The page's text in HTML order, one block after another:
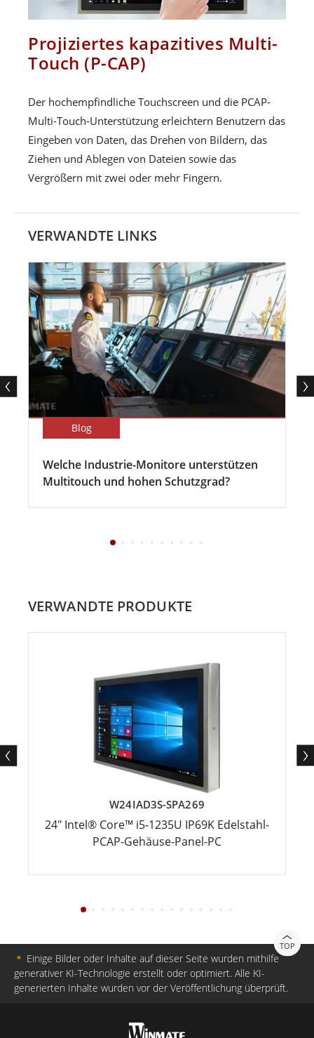
Projiziertes kapazitives Multi-
Touch (P-CAP)
Der hochempfindliche Touchscreen und die PCAP-
Multi-Touch-Unterstützung erleichtern Benutzern das
Eingeben von Daten, das Drehen von Bildern, das
Ziehen und Ablegen von Dateien sowie das
Vergrößern mit zwei oder mehr Fingern.
VERWANDTE LINKS
Blog
Welche Industrie-Monitore unterstützen
Multitouch und hohen Schutzgrad?
VERWANDTE PRODUKTE
W24IAD3S-SPA269
24" Intel® Core™ i5-1235U IP69K Edelstahl-
PCAP-Gehäuse-Panel-PC
TOP
＊ Einige Bilder oder Inhalte auf dieser Seite wurden mithilfe
generativer KI-Technologie erstellt oder optimiert. Alle KI-
generierten Inhalte wurden vor der Veröffentlichung überprüft.